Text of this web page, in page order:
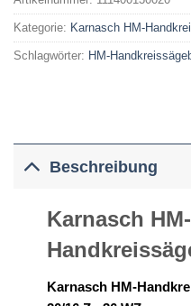
Kategorie: Karnasch HM-
Schlagwörter: HM-
Beschreibung
Karnasch HM-
Karnasch HM-